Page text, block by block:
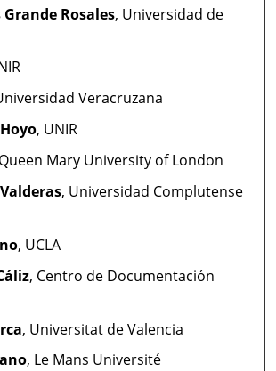
Rosales, Universidad de
Veracruzana
, UNIR
Mary University of London
, Universidad Complutense
, UCLA
, Centro de Documentación
, Universitat de Valencia
, Le Mans Université